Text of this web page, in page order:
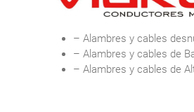
– Alambres y cables
– Alambres y cables de
– Alambres y cables de